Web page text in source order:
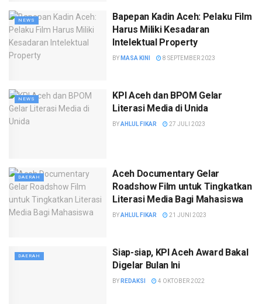
NEWS
Bapepan Kadin Aceh: Pelaku Film
Harus Miliki Kesadaran
Intelektual Property
BY MASA KINI 8 SEPTEMBER 2023
NEWS
KPI Aceh dan BPOM Gelar
Literasi Media di Unida
BYAHLUL FIKAR 27 JULI 2023
DAERAH
Aceh Documentary Gelar
Roadshow Film untuk Tingkatkan
Literasi Media Bagi Mahasiswa
BYAHLUL FIKAR 21 JUNI 2023
DAERAH
Siap-siap, KPI Aceh Award Bakal
Digelar Bulan Ini
BY REDAKSI 4 OKTOBER 2022